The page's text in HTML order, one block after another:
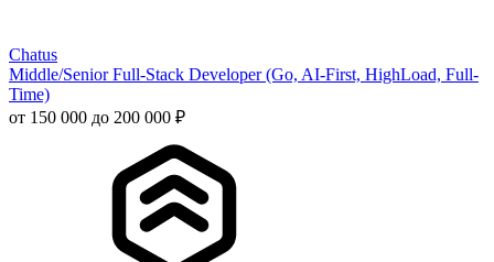
Chatus
Middle/Senior Full-Stack Developer (Go, AI-First, HighLoad, Full-
Time)
от 150 000 до 200 000 ₽